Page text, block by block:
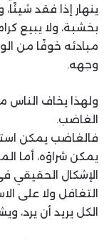
ينهار إذا فقد
بخشبة، ولا يبيع
مبادئه خوفًا من
وجهه.
ولهذا يخاف
الغاضب.
فالغاضب يمكن
يمكن شراؤه، أما
الإشكال الحقيقي
التغافل ولا على
الكل يريد أن يرد،